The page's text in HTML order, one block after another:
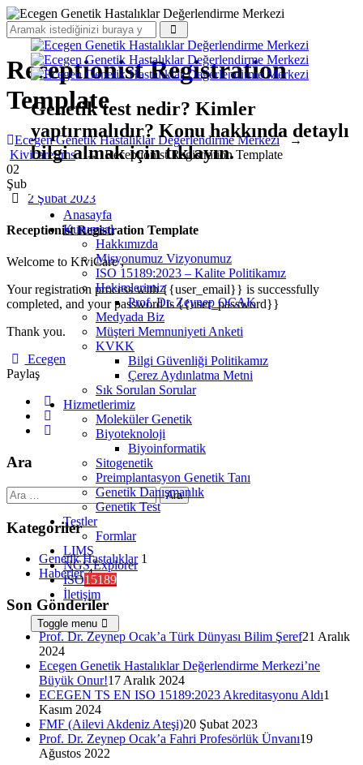
Genetik test nedir? Kimler
yaptırmalıdır? Konu hakkında detaylı
bilgi almak için tıklayın.
Anasayfa
Kurumsal
Hakkımızda
Misyonumuz Vizyonumuz
ISO 15189:2023 – Kalite Politikamız
Hekimlerimiz
Prof. Dr. Zeynep OCAK
Medyada Biz
Müşteri Memnuniyeti Anketi
KVKK
Bilgi Güvenliği Politikamız
Çerez Aydınlatma Metni
Sık Sorulan Sorular
Hizmetlerimiz
Moleküler Genetik
Biyoteknoloji
Biyoinformatik
Sitogenetik
Preimplantasyon Genetik Tanı
Genetik Danışmanlık
Genetik Test
Testler
Formlar
LIMS
NGS Explorer
ISO15189
İletişim
Toggle menu
Receptionist Registration
Template
Ecegen Genetik Hastalıklar Değerlendirme Merkezi →
KivicareSms→Receptionist Registration Template
02
Şub
Date2 Şubat 2023
Receptionist Registration Template
Welcome to KiviCare ,
Your registration process with {{user_email}} is successfully
completed, and your password is {{user_password}}
Thank you.
AuthorEcegen
Paylaş
Ara
Arama:
Kategoriler
Genetik Hastalıklar 1
Haberler 4
Son Gönderiler
Prof. Dr. Zeynep Ocak’a Türk Dünyası Bilim Şeref21 Aralık
2024
Ecegen Genetik Hastalıklar Değerlendirme Merkezi’ne
Büyük Onur!17 Aralık 2024
ECEGEN TS EN ISO 15189:2023 Akreditasyonu Aldı1
Kasım 2024
FMF (Ailevi Akdeniz Ateşi)20 Şubat 2023
Prof. Dr. Zeynep Ocak’a Fahri Profesörlük Ünvanı19
Ağustos 2022